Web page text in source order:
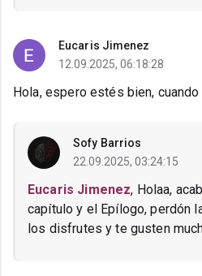
Eucaris Jimenez
12.09.2025, 06:18:28
Hola, espero estés bien,
Sofy Barrios
22.09.2025, 03:24:15
Eucaris Jimenez, Holaa,
capítulo y el Epílogo, perdón
los disfrutes y te gusten